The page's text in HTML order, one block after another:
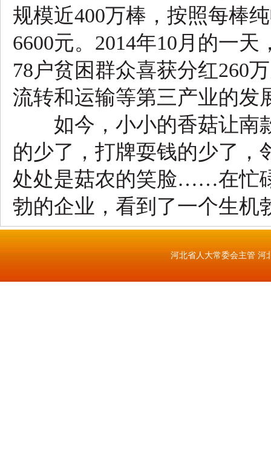
规模近400万棒，按照每棒
6600元。2014年10月的一
78户贫困群众喜获分红260
流转和运输等第三产业的发
如今，小小的香菇让南
的少了，打牌耍钱的少了，
处处是菇农的笑脸……在忙
勃的企业，看到了一个生机
河北省人大常委会主管 河